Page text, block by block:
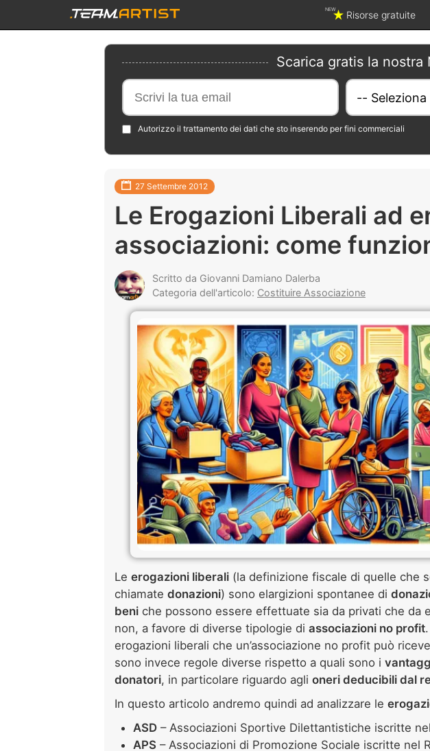
NEW Risorse gratuite
Scarica gratis la
Autorizzo il trattamento dei dati che sto inserendo per fini commerciali
27 Settembre 2012
Le Erogazioni Liberali ad
associazioni: come
Scritto da Giovanni Damiano Dalerba
Categoria dell'articolo: Costituire Associazione
Le erogazioni liberali (la definizione fiscale di quelle che
chiamate donazioni) sono elargizioni spontanee di
beni che possono essere effettuate sia da privati che da
non, a favore di diverse tipologie di associazioni no profit
erogazioni liberali che un’associazione no profit può
sono invece regole diverse rispetto a quali sono i
donatori, in particolare riguardo agli oneri deducibili dal
In questo articolo andremo quindi ad analizzare le
ASD – Associazioni Sportive Dilettantistiche iscritte
APS – Associazioni di Promozione Sociale iscritte nel